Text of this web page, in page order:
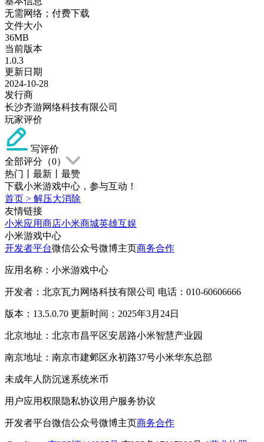
无需网络；付费下载
文件大小
36MB
当前版本
1.0.3
更新日期
2024-10-28
发行商
长沙齐游网络科技有限公司
玩家评价
写评价
全部评分（0）
热门
最新
最赞
下载小米游戏中心，参与互动！
首页 > 解压大消除
友情链接
小米应用商店小米商城英雄互娱
小米游戏中心
开发者平台微信公众号微博主页商务合作
应用名称：小米游戏中心
开发者：北京瓦力网络科技有限公司 电话：010-60606666
版本：13.5.0.70 更新时间：2025年3月24日
北京地址：北京市昌平区安居路小米智慧产业园
南京地址：南京市建邺区永初路37号小米华东总部
未成年人防沉迷系统米币
用户应用权限隐私协议用户服务协议
开发者平台微信公众号微博主页商务合作